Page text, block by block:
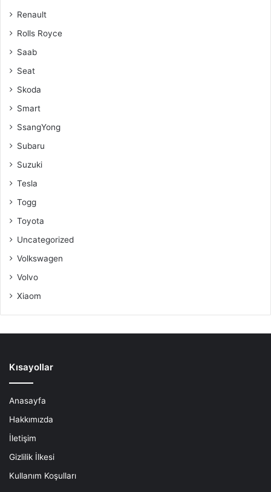
Renault
Rolls Royce
Saab
Seat
Skoda
Smart
SsangYong
Subaru
Suzuki
Tesla
Togg
Toyota
Uncategorized
Volkswagen
Volvo
Xiaom
Kısayollar
Anasayfa
Hakkımızda
İletişim
Gizlilik İlkesi
Kullanım Koşulları